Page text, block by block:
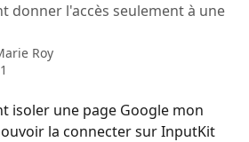
donner l'accès seulement à une
Roy
isoler une page Google mon
la connecter sur InputKit